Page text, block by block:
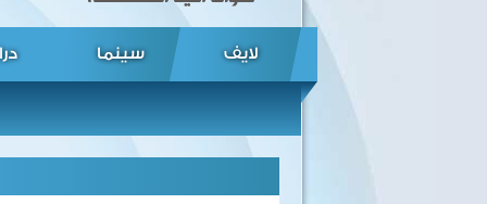
لايف سينما